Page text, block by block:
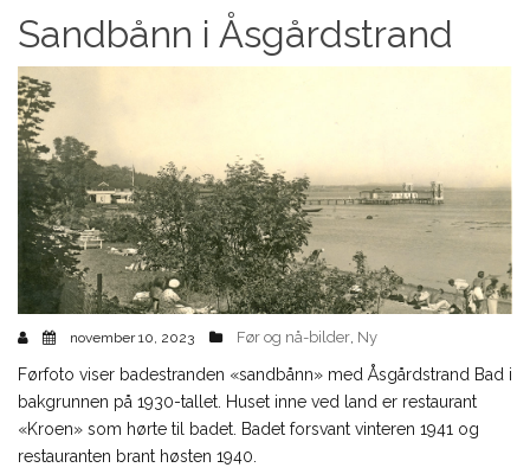
Sandbånn i Åsgårdstrand
november 10, 2023 Før og nå-bilder Ny
Førfoto viser badestranden «sandbånn» med Åsgårdstrand Bad i
bakgrunnen på 1930-tallet. Huset inne ved land er restaurant
«Kroen» som hørte til badet. Badet forsvant vinteren 1941 og
restauranten brant høsten 1940.